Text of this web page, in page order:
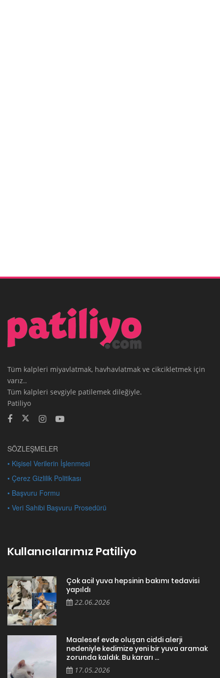
Tüm kalpleri miyavlatmak, havhavlatmak ve cikcikletmek için
varız..
Tüm kalpleri sevgiyle patilemek dileğiyle.
Patiliyo
SÖZLEŞMELER
• Kişisel Verilerin İşlenmesi
• Çerez Gizlilik Politikası
• Başvuru Formu
• Veri Sahibi Başvuru Prosedürü
Kullanıcılarımız Patiliyo
Çok acil yuva hepsinin bakımı tedavisi
yapıldı
22.06.2026
Maalesef evde oluşan ciddi alerji
nedeniyle kedimize yeni bir yuva aramak
zorunda kaldık. Bu kararı ...
17.05.2026